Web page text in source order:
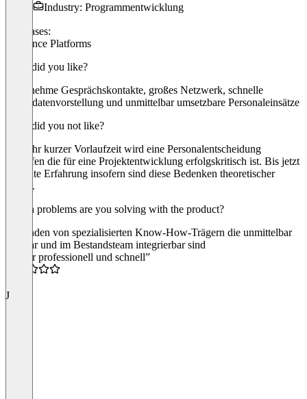
Industry: Programmentwicklung
Use cases:
Freelance Platforms
What did you like?
Angenehme Gesprächskontakte, großes Netzwerk, schnelle
Kandidatenvorstellung und unmittelbar umsetzbare Personaleinsätze
What did you not like?
Mit sehr kurzer Vorlaufzeit wird eine Personalentscheidung
getroffen die für eine Projektentwicklung erfolgskritisch ist. Bis jetzt
nur gute Erfahrung insofern sind diese Bedenken theoretischer
Natur..
Which problems are you solving with the product?
Auffinden von spezialisierten Know-How-Trägern die unmittelbar
nutzbar und im Bestandsteam integrierbar sind
“Super professionell und schnell”
J